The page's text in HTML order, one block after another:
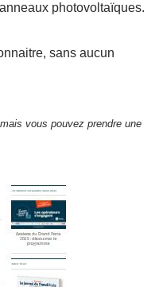
photovoltaïques.
sans aucun
vous pouvez prendre une